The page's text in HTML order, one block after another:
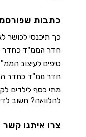
כתבות
כך תיכנסי לכושר
חדר הממ"ד כחדר
טיפים לעיצוב
חדר ממ"ד כחדר
מתי כסף לילדים
להלוואה? חשוב
צרו איתנו קשר